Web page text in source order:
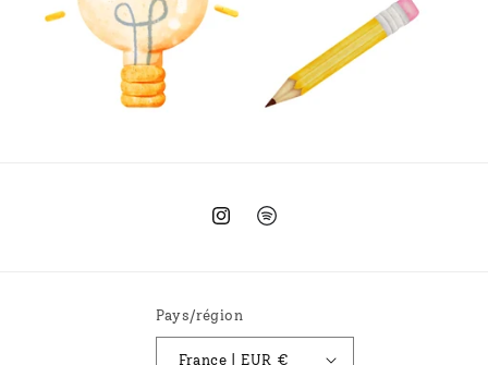
InstagramSpotify
Pays/région
France | EUR €